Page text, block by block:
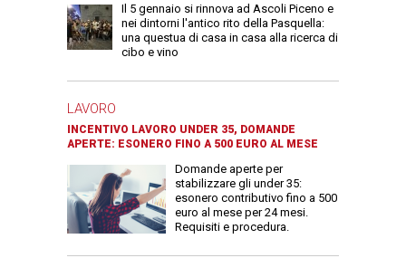
Il 5 gennaio si rinnova ad Ascoli Piceno e
nei dintorni l'antico rito della Pasquella:
una questua di casa in casa alla ricerca di
cibo e vino
LAVORO
INCENTIVO LAVORO UNDER 35, DOMANDE
APERTE: ESONERO FINO A 500 EURO AL MESE
Domande aperte per
stabilizzare gli under 35:
esonero contributivo fino a 500
euro al mese per 24 mesi.
Requisiti e procedura.